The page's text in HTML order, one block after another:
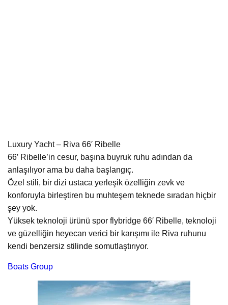
Luxury Yacht – Riva 66′ Ribelle
66′ Ribelle’in cesur, başına buyruk ruhu adından da
anlaşılıyor ama bu daha başlangıç.
Özel stili, bir dizi ustaca yerleşik özelliğin zevk ve
konforuyla birleştiren bu muhteşem teknede sıradan hiçbir
şey yok.
Yüksek teknoloji ürünü spor flybridge 66′ Ribelle, teknoloji
ve güzelliğin heyecan verici bir karışımı ile Riva ruhunu
kendi benzersiz stilinde somutlaştırıyor.
Boats Group